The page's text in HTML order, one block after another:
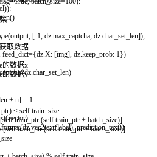
取数据
数据x
数据y
) < self.train_size:
[self.train_ptr:(self.train_ptr + batch_size)]
[self.train_ptr:(self.train_ptr + batch_size)]
)):
()
(output, [-1, dz.max_captcha, dz.char_set_len]),
feed_dict={dz.X: [img], dz.keep_prob: 1})
*dz.char_set_len)
+ n] = 1
(vector)
.format(dz.vec2text(label), prediction_text))